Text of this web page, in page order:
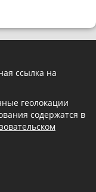
ссылка на
геолокации
содержатся в